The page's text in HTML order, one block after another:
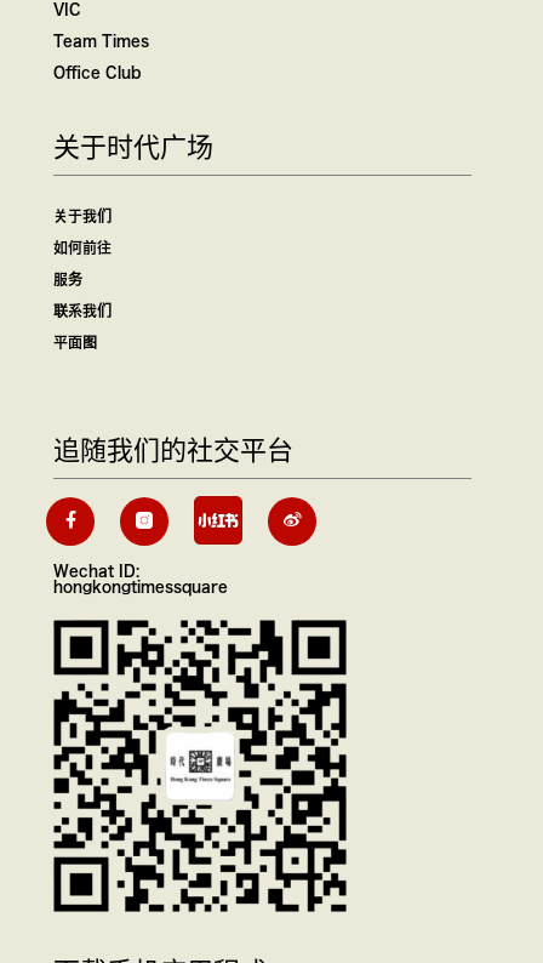
VIC
Team Times
Office Club
关于时代广场
关于我们
如何前往
服务
联系我们
平面图
追随我们的社交平台
Wechat ID:
hongkongtimessquare